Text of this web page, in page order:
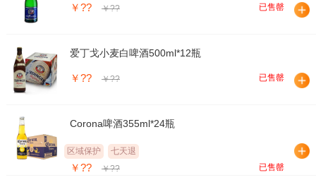
￥?? ￥?? 已售罄
爱丁戈小麦白啤酒500ml*12瓶
￥?? ￥?? 已售罄
Corona啤酒355ml*24瓶
区域保护 七天退
￥?? ￥?? 已售罄